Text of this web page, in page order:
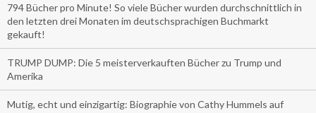
794 Bücher pro Minute! So viele Bücher wurden durchschnittlich in
den letzten drei Monaten im deutschsprachigen Buchmarkt
gekauft!
TRUMP DUMP: Die 5 meisterverkauften Bücher zu Trump und
Amerika
Mutig, echt und einzigartig: Biographie von Cathy Hummels auf